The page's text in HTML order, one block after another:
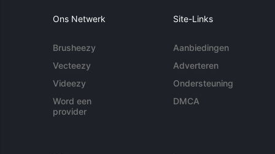
Ons Netwerk
Brusheezy
Vecteezy
Videezy
Word een
provider
Site-Links
Aanbiedingen
Adverteren
Ondersteuning
DMCA